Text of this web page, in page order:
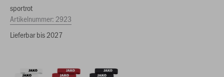
sportrot
Artikelnummer: 2923
Lieferbar bis 2027